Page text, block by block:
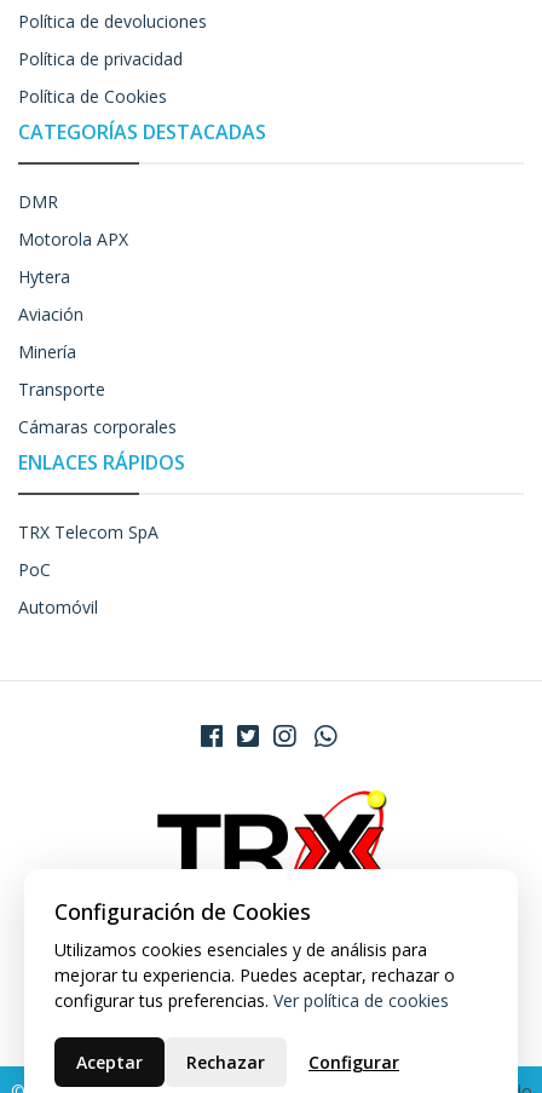
Política de devoluciones
Política de privacidad
Política de Cookies
CATEGORÍAS DESTACADAS
DMR
Motorola APX
Hytera
Aviación
Minería
Transporte
Cámaras corporales
ENLACES RÁPIDOS
TRX Telecom SpA
PoC
Automóvil
Configuración de Cookies
Utilizamos cookies esenciales y de análisis para
mejorar tu experiencia. Puedes aceptar, rechazar o
configurar tus preferencias. Ver política de cookies
Aceptar Rechazar Configurar